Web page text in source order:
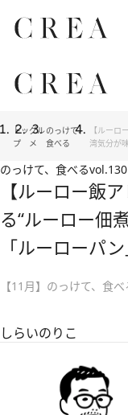
トッ
プ
グル
メ
のっけて、
食べる
【ルーロ
湾気分が
のっけて、食べるvol.130
【ルーロー飯
る“ルーロー佃
「ルーローパン
【11月】のっけて、食
しらいのりこ